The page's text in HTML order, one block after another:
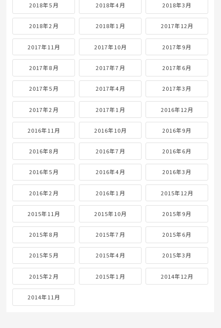
2018年5月 2018年4月 2018年3月
2018年2月 2018年1月 2017年12月
2017年11月 2017年10月 2017年9月
2017年8月 2017年7月 2017年6月
2017年5月 2017年4月 2017年3月
2017年2月 2017年1月 2016年12月
2016年11月 2016年10月 2016年9月
2016年8月 2016年7月 2016年6月
2016年5月 2016年4月 2016年3月
2016年2月 2016年1月 2015年12月
2015年11月 2015年10月 2015年9月
2015年8月 2015年7月 2015年6月
2015年5月 2015年4月 2015年3月
2015年2月 2015年1月 2014年12月
2014年11月